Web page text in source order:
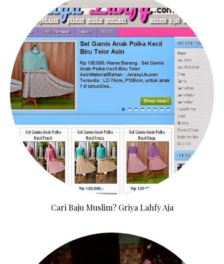
Cari Baju Muslim? Griya Lahfy Aja